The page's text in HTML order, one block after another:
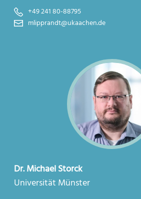
+49 241 80-88795
mlipprandt@ukaachen.de
Dr. Michael Storck
Universität Münster